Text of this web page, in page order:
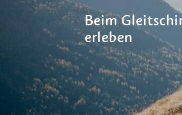
Beim
erleben